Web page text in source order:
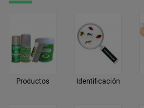
Productos Identificación